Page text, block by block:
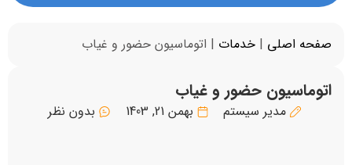
صفحه اصلی | خدمات | اتوماسیون حضور و غیاب
اتوماسیون حضور و غیاب
مدیر سیستم بهمن 21, 1403 بدون نظر